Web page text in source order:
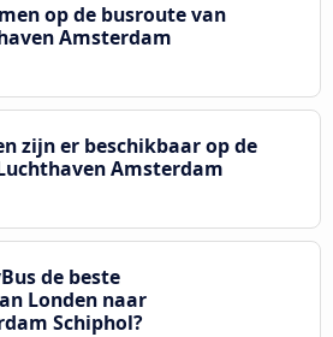
op de busroute van
Amsterdam
zijn er beschikbaar op de
Amsterdam
de beste
Londen naar
Schiphol?